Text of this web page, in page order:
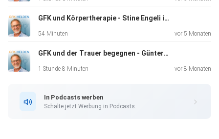
GFK und Körpertherapie - Stine Engeli im Interview
54 Minuten vor 5 Monaten
GFK und der Trauer begegnen - Günter Herold im Interview
1 Stunde 8 Minuten vor 8 Monaten
In Podcasts werben
Schalte jetzt Werbung in Podcasts.